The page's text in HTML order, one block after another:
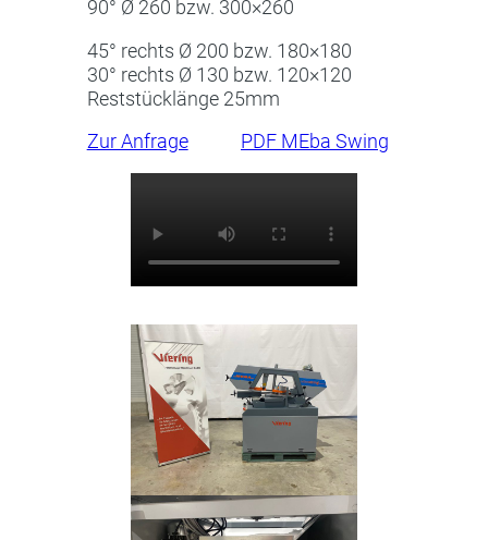
90° Ø 260 bzw. 300×260
45° rechts Ø 200 bzw. 180×180
30° rechts Ø 130 bzw. 120×120
Reststücklänge 25mm
Zur Anfrage
PDF MEba Swing